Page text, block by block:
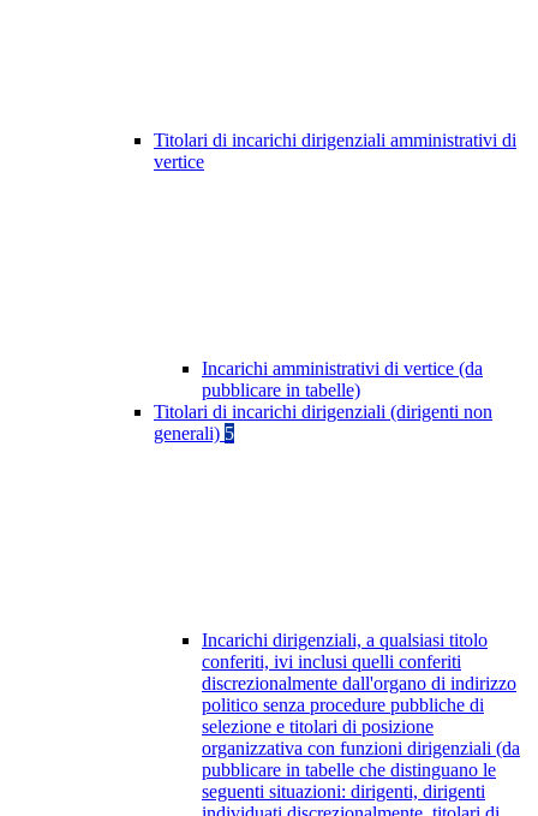
Titolari di incarichi dirigenziali amministrativi di
vertice
Incarichi amministrativi di vertice (da
pubblicare in tabelle)
Titolari di incarichi dirigenziali (dirigenti non
generali) 5
Incarichi dirigenziali, a qualsiasi titolo
conferiti, ivi inclusi quelli conferiti
discrezionalmente dall'organo di indirizzo
politico senza procedure pubbliche di
selezione e titolari di posizione
organizzativa con funzioni dirigenziali (da
pubblicare in tabelle che distinguano le
seguenti situazioni: dirigenti, dirigenti